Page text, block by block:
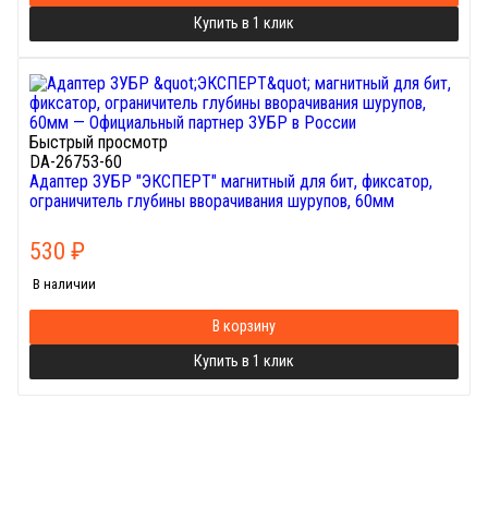
Купить в 1 клик
Быстрый просмотр
DA-26753-60
Адаптер ЗУБР "ЭКСПЕРТ" магнитный для бит, фиксатор,
ограничитель глубины вворачивания шурупов, 60мм
530 ₽
В наличии
В корзину
Купить в 1 клик